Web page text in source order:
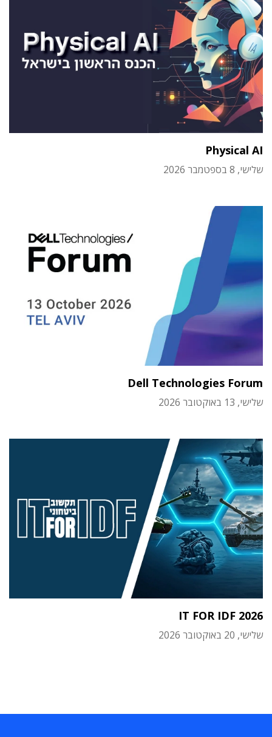
Physical AI
שלישי, 8 בספטמבר 2026
Dell Technologies Forum
שלישי, 13 באוקטובר 2026
IT FOR IDF 2026
שלישי, 20 באוקטובר 2026